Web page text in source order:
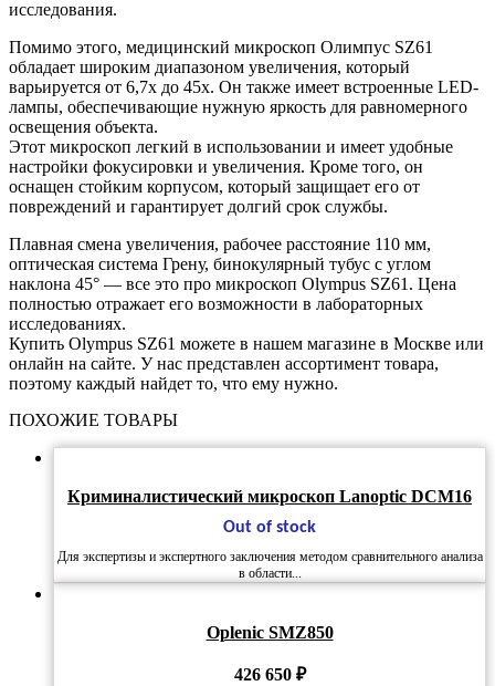
исследования.
Помимо этого, медицинский микроскоп Олимпус SZ61
обладает широким диапазоном увеличения, который
варьируется от 6,7x до 45x. Он также имеет встроенные LED-
лампы, обеспечивающие нужную яркость для равномерного
освещения объекта.
Этот микроскоп легкий в использовании и имеет удобные
настройки фокусировки и увеличения. Кроме того, он
оснащен стойким корпусом, который защищает его от
повреждений и гарантирует долгий срок службы.
Плавная смена увеличения, рабочее расстояние 110 мм,
оптическая система Грену, бинокулярный тубус с углом
наклона 45° — все это про микроскоп Olympus SZ61. Цена
полностью отражает его возможности в лабораторных
исследованиях.
Купить Olympus SZ61 можете в нашем магазине в Москве или
онлайн на сайте. У нас представлен ассортимент товара,
поэтому каждый найдет то, что ему нужно.
ПОХОЖИЕ ТОВАРЫ
Криминалистический микроскоп Lanoptic DCM16
Out of stock
Для экспертизы и экспертного заключения методом сравнительного анализа
в области...
Oplenic SMZ850
426 650 ₽